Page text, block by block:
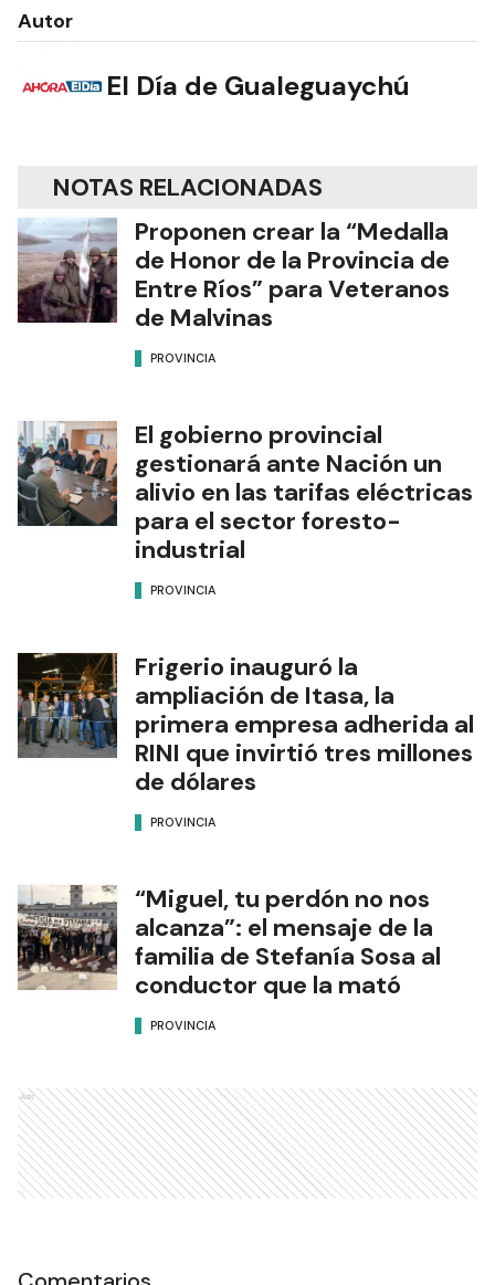
Autor
El Día de Gualeguaychú
NOTAS RELACIONADAS
Proponen crear la “Medalla
de Honor de la Provincia de
Entre Ríos” para Veteranos
de Malvinas
PROVINCIA
El gobierno provincial
gestionará ante Nación un
alivio en las tarifas eléctricas
para el sector foresto-
industrial
PROVINCIA
Frigerio inauguró la
ampliación de Itasa, la
primera empresa adherida al
RINI que invirtió tres millones
de dólares
PROVINCIA
“Miguel, tu perdón no nos
alcanza”: el mensaje de la
familia de Stefanía Sosa al
conductor que la mató
PROVINCIA
Ads